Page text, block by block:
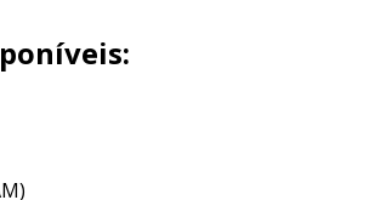
da
selo danificado, em vez de
completa. essa